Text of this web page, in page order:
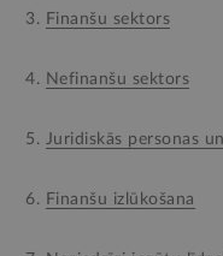
3. Finanšu sektors
4. Nefinanšu sektors
5. Juridiskās personas
6. Finanšu izlūkošana